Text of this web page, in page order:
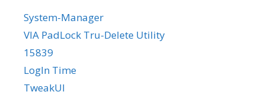
System-Manager
VIA PadLock Tru-Delete Utility
15839
LogIn Time
TweakUI